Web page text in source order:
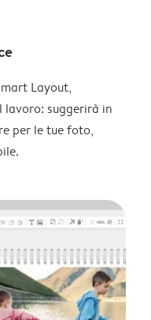
Layout,
suggerirà in
per le tue foto,